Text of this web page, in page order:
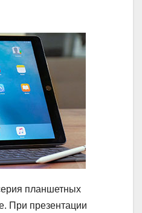
планшетных
При презентации